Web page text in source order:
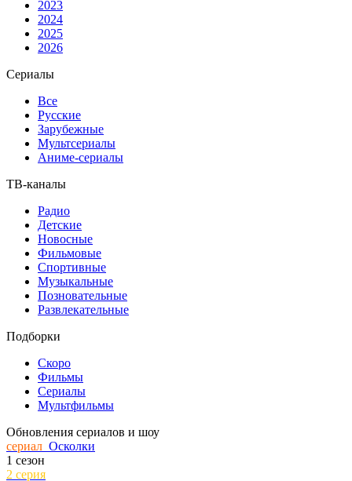
2023
2024
2025
2026
Сериалы
Все
Русские
Зарубежные
Мультсериалы
Аниме-сериалы
ТВ-каналы
Радио
Детские
Новосные
Фильмовые
Спортивные
Музыкальные
Позновательные
Развлекательные
Подборки
Скоро
Фильмы
Сериалы
Мультфильмы
Обновления сериалов и шоу
сериал Осколки
1 сезон
2 серия